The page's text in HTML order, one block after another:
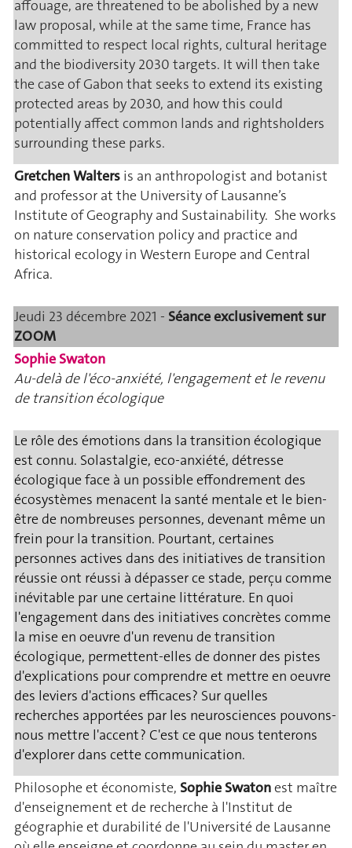
affouage, are threatened to be abolished by a new
law proposal, while at the same time, France has
committed to respect local rights, cultural heritage
and the biodiversity 2030 targets. It will then take
the case of Gabon that seeks to extend its existing
protected areas by 2030, and how this could
potentially affect common lands and rightsholders
surrounding these parks.
Gretchen Walters is an anthropologist and botanist
and professor at the University of Lausanne’s
Institute of Geography and Sustainability. She works
on nature conservation policy and practice and
historical ecology in Western Europe and Central
Africa.
Jeudi 23 décembre 2021 - Séance exclusivement sur
ZOOM
Sophie Swaton
Au-delà de l'éco-anxiété, l'engagement et le revenu
de transition écologique
Le rôle des émotions dans la transition écologique
est connu. Solastalgie, eco-anxiété, détresse
écologique face à un possible effondrement des
écosystèmes menacent la santé mentale et le bien-
être de nombreuses personnes, devenant même un
frein pour la transition. Pourtant, certaines
personnes actives dans des initiatives de transition
réussie ont réussi à dépasser ce stade, perçu comme
inévitable par une certaine littérature. En quoi
l'engagement dans des initiatives concrètes comme
la mise en oeuvre d'un revenu de transition
écologique, permettent-elles de donner des pistes
d'explications pour comprendre et mettre en oeuvre
des leviers d'actions efficaces? Sur quelles
recherches apportées par les neurosciences pouvons-
nous mettre l'accent ? C'est ce que nous tenterons
d'explorer dans cette communication.
Philosophe et économiste, Sophie Swatonest maître
d'enseignement et de recherche à l'Institut de
géographie et durabilité de l'Université de Lausanne